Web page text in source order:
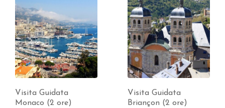
Visita Guidata
Monaco (2 ore)
Visita Guidata
Briançon (2 ore)